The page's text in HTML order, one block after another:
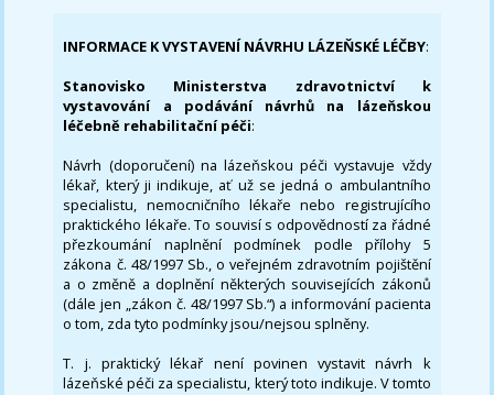
INFORMACE K VYSTAVENÍ NÁVRHU LÁZEŇSKÉ LÉČBY:
Stanovisko Ministerstva zdravotnictví k
vystavování a podávání návrhů na lázeňskou
léčebně rehabilitační péči:
Návrh (doporučení) na lázeňskou péči vystavuje vždy
lékař, který ji indikuje, ať už se jedná o ambulantního
specialistu, nemocničního lékaře nebo registrujícího
praktického lékaře. To souvisí s odpovědností za řádné
přezkoumání naplnění podmínek podle přílohy 5
zákona č. 48/1997 Sb., o veřejném zdravotním pojištění
a o změně a doplnění některých souvisejících zákonů
(dále jen „zákon č. 48/1997 Sb.“) a informování pacienta
o tom, zda tyto podmínky jsou/nejsou splněny.
T. j. praktický lékař není povinen vystavit návrh k
lázeňské péči za specialistu, který toto indikuje. V tomto